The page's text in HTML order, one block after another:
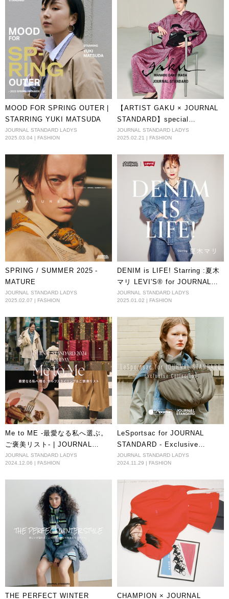
MOOD FOR SPRING OUTER |
STARRING YUKI MATSUDA
JOURNAL STANDARD LADYS
2025.03.04 | FASHION
【ARTIST GAKU × JOURNAL
STANDARD】special
collaboration
JOURNAL STANDARD LADYS
2025.02.21 | FASHION
SPRING / SUMMER 2025 -
MATURE
JOURNAL STANDARD LADYS
2025.02.07 | FASHION
DENIM is LIFE! Starring :夏木
マリ LEVI'S® for JOURNAL
STANDARD
JOURNAL STANDARD LADYS
2025.01.02 | FASHION
Me to ME -最愛なる私へ選ぶ。
ご褒美リスト- | JOURNAL
STANDARD 2024 HOLIDAY
JOURNAL STANDARD LADYS
2024.12.06 | FASHION
LeSportsac for JOURNAL
STANDARD - Exclusive
Collection
JOURNAL STANDARD LADYS
2024.11.29 | FASHION
THE PERFECT WINTER CHAMPION × JOURNAL